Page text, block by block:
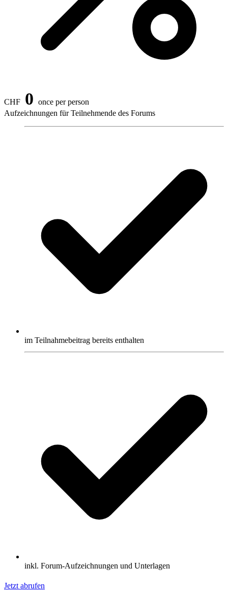
CHF 0 once per person
Aufzeichnungen für Teilnehmende des Forums
im Teilnahmebeitrag bereits enthalten
inkl. Forum-Aufzeichnungen und Unterlagen
Jetzt abrufen